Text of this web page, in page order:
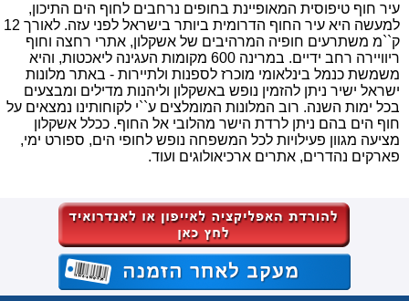
עיר חוף טיפוסית המאופיינת בחופים נרחבים לחוף הים התיכון,
למעשה היא עיר החוף הדרומית ביותר בישראל לפני עזה. לאורך 12
ק``מ משתרעים חופיה המרהיבים של אשקלון, אתרי רחצה וחוף
ריוויירה רחב ידיים. במרינה 600 מקומות העגינה ליאכטות, והיא
משמשת כנמל בינלאומי מוכרז לספנות ולתיירות - באתר מלונות
ישראל ישיר ניתן להזמין נופש באשקלון וליהנות מדילים ומבצעים
בכל ימות השנה. רוב המלונות המומלצים ע``י לקוחותינו נמצאים על
חוף הים בהם ניתן לרדת הישר מהלובי אל החוף. ככלל אשקלון
מציעה מגוון פעילויות לכל המשפחה נופש לחופי הים, ספורט ימי,
פארקים נהדרים, אתרים ארכיאולוגים ועוד.